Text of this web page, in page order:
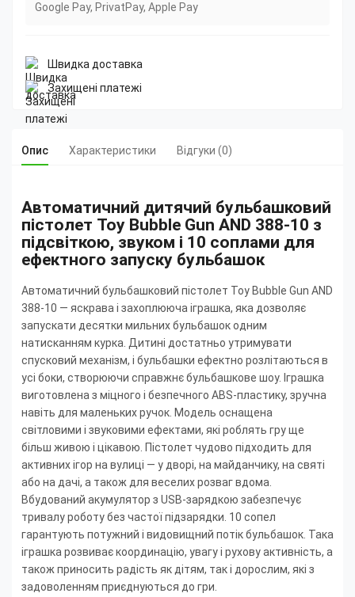
Google Pay, PrivatPay, Apple Pay
Швидка доставка
Захищені платежі
Опис Характеристики Відгуки (0)
Автоматичний дитячий бульбашковий
пістолет Toy Bubble Gun AND 388-10 з
підсвіткою, звуком і 10 соплами для
ефектного запуску бульбашок
Автоматичний бульбашковий пістолет Toy Bubble Gun AND
388-10 — яскрава і захоплююча іграшка, яка дозволяє
запускати десятки мильних бульбашок одним
натисканням курка. Дитині достатньо утримувати
спусковий механізм, і бульбашки ефектно розлітаються в
усі боки, створюючи справжнє бульбашкове шоу. Іграшка
виготовлена з міцного і безпечного ABS-пластику, зручна
навіть для маленьких ручок. Модель оснащена
світловими і звуковими ефектами, які роблять гру ще
більш живою і цікавою. Пістолет чудово підходить для
активних ігор на вулиці — у дворі, на майданчику, на святі
або на дачі, а також для веселих розваг вдома.
Вбудований акумулятор з USB-зарядкою забезпечує
тривалу роботу без частої підзарядки. 10 сопел
гарантують потужний і видовищний потік бульбашок. Така
іграшка розвиває координацію, увагу і рухову активність, а
також приносить радість як дітям, так і дорослим, які з
задоволенням приєднуються до гри.